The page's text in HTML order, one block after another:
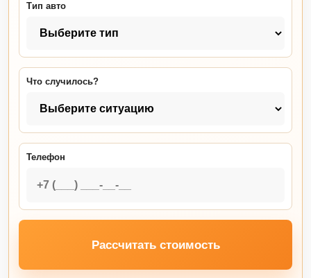
Тип авто
Что случилось?
Телефон
Рассчитать стоимость